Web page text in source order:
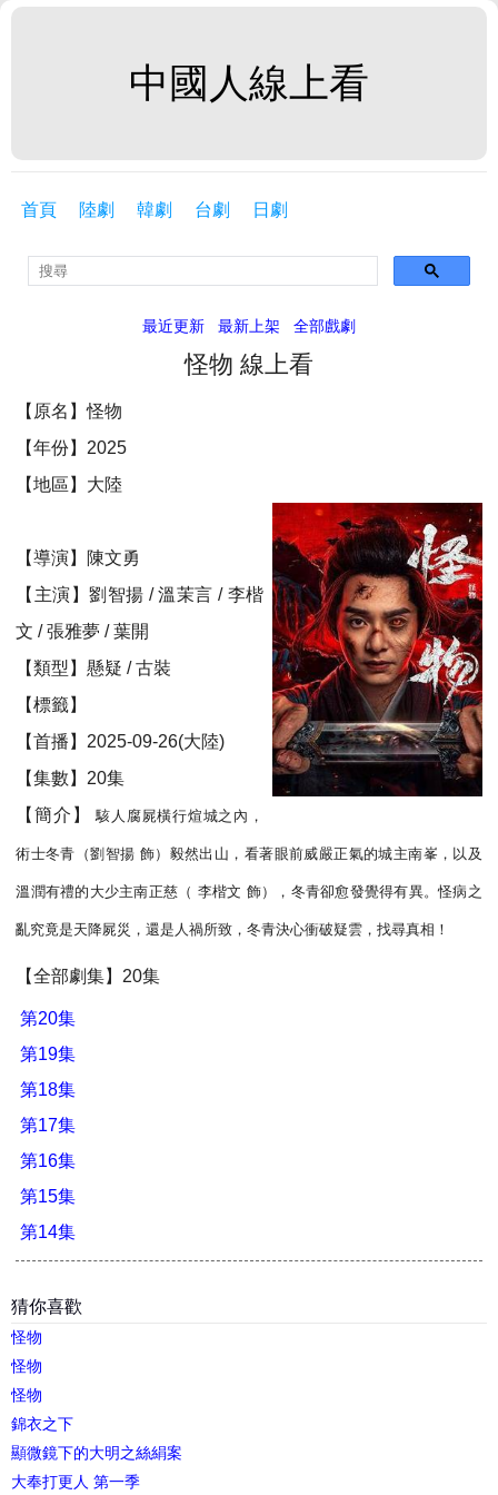
中國人線上看
首頁 陸劇 韓劇 台劇 日劇
最近更新 最新上架 全部戲劇
怪物 線上看
【原名】怪物
【年份】2025
【地區】大陸
【導演】陳文勇
【主演】劉智揚 / 溫茉言 / 李楷
文 / 張雅夢 / 葉開
【類型】懸疑 / 古裝
【標籤】
【首播】2025-09-26(大陸)
【集數】20集
【簡介】駭人腐屍橫行煊城之內，
術士冬青（劉智揚 飾）毅然出山，看著眼前威嚴正氣的城主南峯，以及
溫潤有禮的大少主南正慈（ 李楷文 飾），冬青卻愈發覺得有異。怪病之
亂究竟是天降屍災，還是人禍所致，冬青決心衝破疑雲，找尋真相！
【全部劇集】20集
第20集
第19集
第18集
第17集
第16集
第15集
第14集
猜你喜歡
怪物
怪物
怪物
錦衣之下
顯微鏡下的大明之絲絹案
大奉打更人 第一季